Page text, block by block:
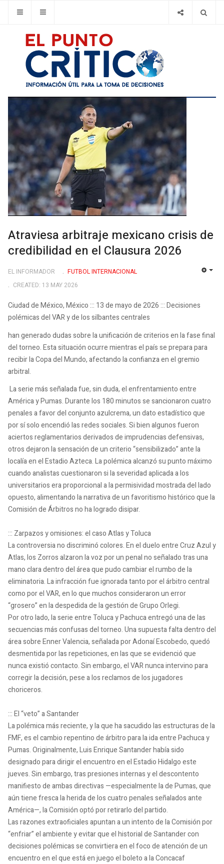
Atraviesa arbitraje mexicano crisis de
credibilidad en el Clausura 2026
EL INFORMADOR
FUTBOL INTERNACIONAL
CREATED: 13 MAY 2026
Ciudad de México, México ::: 13 de mayo de 2026 ::: Decisiones
polémicas del VAR y de los silbantes centrales
han generado dudas sobre la unificación de criterios en la fase final
del torneo. Esta situación ocurre mientras el país se prepara para
recibir la Copa del Mundo, afectando la confianza en el gremio
arbitral.
La serie más señalada fue, sin duda, el enfrentamiento entre
América y Pumas. Durante los 180 minutos se sancionaron cuatro
penales a favor del conjunto azulcrema, un dato estadístico que
por sí solo encendió las redes sociales. Si bien algunos fueron
aciertos reglamentarios derivados de imprudencias defensivas,
otros dejaron la sensación de un criterio “sensibilizado” ante la
localía en el Estadio Azteca. La polémica alcanzó su punto máximo
cuando analistas cuestionaron si la severidad aplicada a los
universitarios era proporcional a la permisividad mostrada del lado
opuesto, alimentando la narrativa de un favoritismo histórico que la
Comisión de Árbitros no ha logrado disipar.
::: Zarpazos y omisiones: el caso Atlas y Toluca
La controversia no discriminó colores. En el duelo entre Cruz Azul y
Atlas, los Zorros alzaron la voz por un penal no señalado tras una
mano clara dentro del área que pudo cambiar el rumbo de la
eliminatoria. La infracción fue ignorada tanto por el árbitro central
como por el VAR, en lo que muchos consideraron un error
“grosero” en la despedida de la gestión de Grupo Orlegi.
Por otro lado, la serie entre Toluca y Pachuca entregó una de las
secuencias más confusas del torneo. Una supuesta falta dentro del
área sobre Enner Valencia, señalada por Adonaí Escobedo, quedó
desmentida por las repeticiones, en las que se evidenció que
nunca existió contacto. Sin embargo, el VAR nunca intervino para
corregir la decisión, pese a los reclamos de los jugadores
choriceros.
::: El “veto” a Santander
La polémica más reciente, y la que ha sacudido las estructuras de la
FMF, es el cambio repentino de árbitro para la ida entre Pachuca y
Pumas. Originalmente, Luis Enrique Santander había sido
designado para dirigir el encuentro en el Estadio Hidalgo este
jueves. Sin embargo, tras presiones internas y el descontento
manifiesto de ambas directivas —especialmente la de Pumas, que
aún tiene fresca la herida de los cuatro penales señalados ante
América—, la Comisión optó por retirarlo del partido.
Las razones extraoficiales apuntan a un intento de la Comisión por
“enfriar” el ambiente y evitar que el historial de Santander con
decisiones polémicas se convirtiera en el foco de atención de un
encuentro en el que está en juego el boleto a la Concacaf